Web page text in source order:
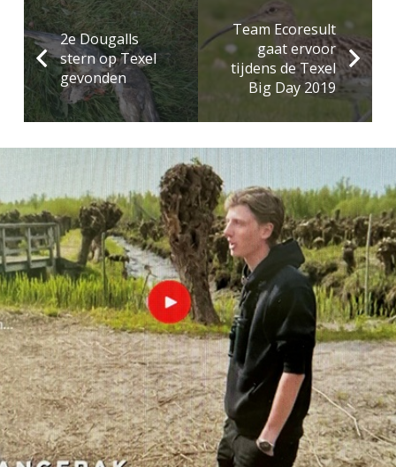
2e Dougalls
stern op Texel
gevonden
Team Ecoresult
gaat ervoor
tijdens de Texel
Big Day 2019